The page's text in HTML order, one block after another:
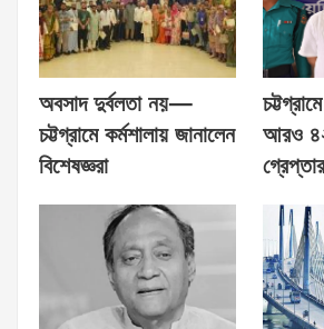
অবসাদ দুর্বলতা নয়—
চট্টগ্রামে কর্মশালায় জানালেন
বিশেষজ্ঞরা
আরও ৪২
গ্রেপ্তার